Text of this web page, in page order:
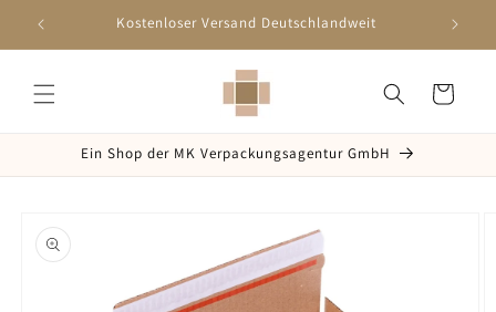
zum
Inhalt
Schnelle Lieferung innerhalb 2-5 Werktagen
Warenkorb
Ein Shop der MK Verpackungsagentur GmbH